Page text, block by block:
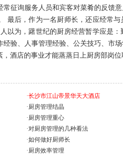
征询服务人员和宾客对菜肴的反馈
最后，作为一名厨师长，还应经常
以为，躇世纪的厨房经营暂学应是
验、人事管理经验、公关技巧、市
酒店的事业才能蒸蒸日上厨房部岗位
·长沙市江山帝景华天大酒店
·厨房管理结晶
·厨房管理重心
·对厨房管理的几种看法
·如何做好厨师长
·厨房效率管理